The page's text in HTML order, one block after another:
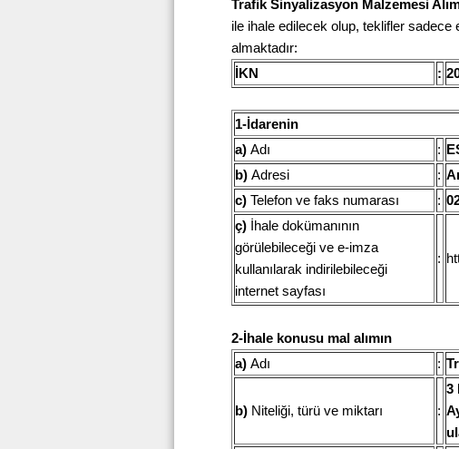
Trafik Sinyalizasyon Malzemesi
ile ihale edilecek olup, teklifler sadece
almaktadır:
İKN
:
1-İdarenin
a) Adı :
b) Adresi :
c) Telefon ve faks numarası :
ç) İhale dokümanının
görülebileceği ve e-imza
kullanılarak indirilebileceği
internet sayfası
:
2-İhale konusu mal alımın
a) Adı :
b) Niteliği, türü ve miktarı :
3